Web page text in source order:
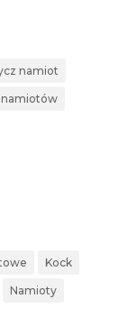
namiot
namiotów
Kock
Namioty